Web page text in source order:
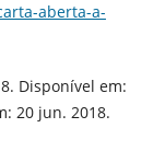
aberta-a-
Disponível em:
20 jun. 2018.